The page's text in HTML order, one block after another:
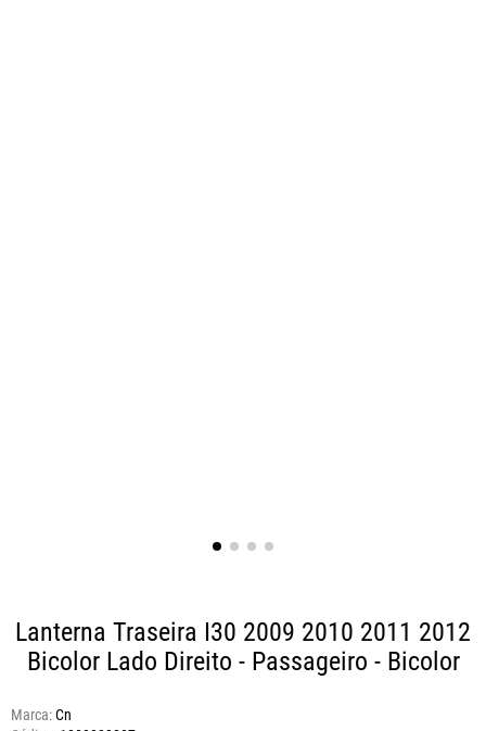
Lanterna Traseira I30 2009 2010 2011 2012
Bicolor Lado Direito - Passageiro - Bicolor
Marca:Cn